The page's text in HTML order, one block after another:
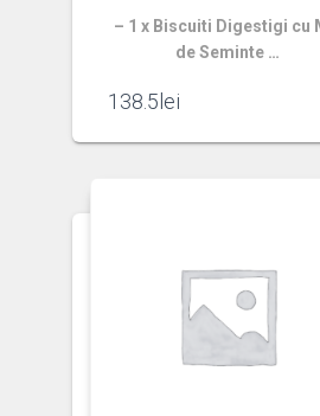
– 1 x Biscuiti Digestigi cu
de Seminte …
138.5 lei